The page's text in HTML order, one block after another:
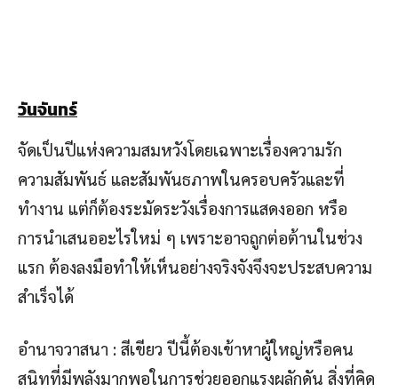
วันจันทร์
จัดเป็นปีแห่งความสมหวังโดยเฉพาะเรื่องความรัก
ความสัมพันธ์ และสัมพันธภาพในครอบครัวและที่
ทำงาน แต่ก็ต้องระมัดระวังเรื่องการแสดงออก หรือ
การนำเสนออะไรใหม่ ๆ เพราะอาจถูกต่อต้านในช่วง
แรก ต้องลงมือทำให้เห็นอย่างจริงจังจึงจะประสบความ
สำเร็จได้
อำนาจวาสนา : สีเขียว ปีนี้ต้องเข้าหาผู้ใหญ่หรือคน
สนิทที่มีพลังมากพอในการช่วยออกแรงผลักดัน สิ่งที่คิด